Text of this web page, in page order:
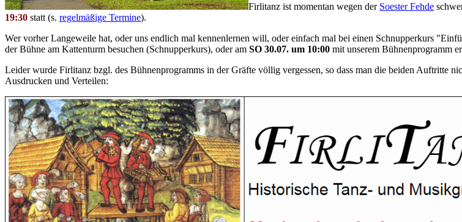
Firlitanz ist momentan wegen der Soester Fehde
19:30 statt (s. regelmäßige Termine).
Wer vorher Langeweile hat, oder uns endlich mal kennenlernen will, oder einfach mal bei einen Schnupperkurs
der Bühne am Kattenturm besuchen (Schnupperkurs), oder am SO 30.07. um 10:00 mit unserem Bühnenprogramm
Leider wurde Firlitanz bzgl. des Bühnenprogramms in der Gräfte völlig vergessen, so dass man die beiden Auftritte
Ausdrucken und Verteilen: